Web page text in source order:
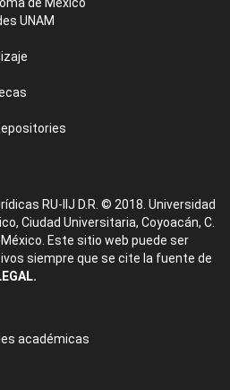
UNAM
RU-IIJ D.R. © 2018. Universidad
Ciudad Universitaria, Coyoacán, C.
México. Este sitio web puede ser
siempre que se cite la fuente de
académicas